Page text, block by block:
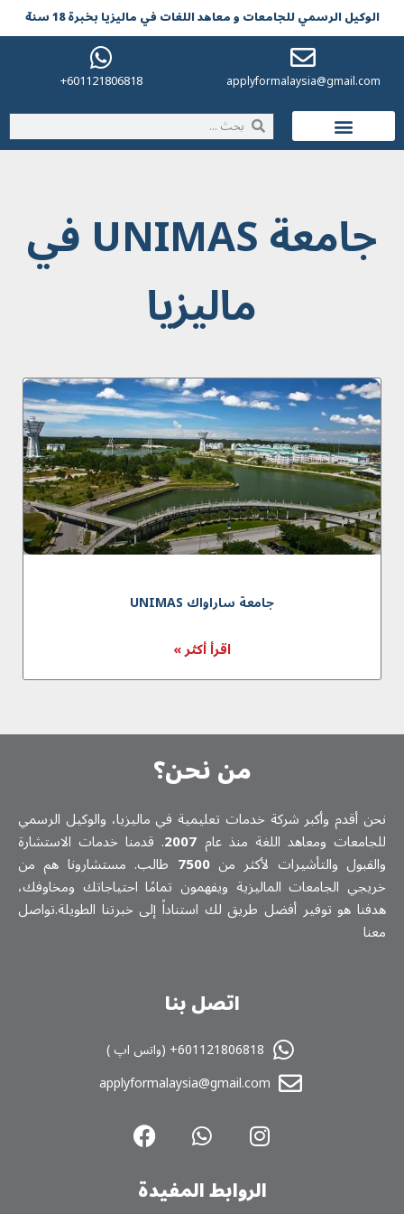
الوکیل الرسمي للجامعات و معاهد اللغات في مالیزیا بخبرة 18 سنة
applyformalaysia@gmail.com
601121806818+
جامعة UNIMAS في
ماليزيا
جامعة ساراواك UNIMAS
اقرأ أكثر »
من نحن؟
نحن أقدم وأكبر شركة خدمات تعلیمیة في ماليزيا، والوكيل الرسمي
للجامعات ومعاهد اللغة منذ عام 2007. قدمنا خدمات الاستشارة
والقبول والتأشيرات لأكثر من7500 طالب. مستشارونا هم من
خريجي الجامعات الماليزية ويفهمون تمامًا احتياجاتك ومخاوفك،
هدفنا هو توفير أفضل طريق لك استناداً إلى خبرتنا الطويلة.تواصل
معنا
اتصل بنا
601121806818+ (واتس اپ )
applyformalaysia@gmail.com
الروابط المفیدة